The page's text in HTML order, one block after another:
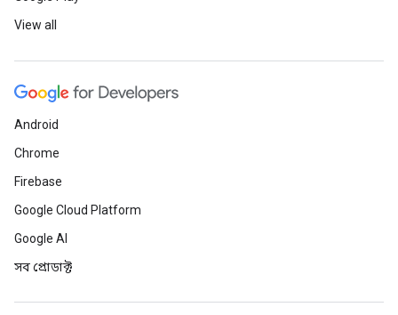
View all
Android
Chrome
Firebase
Google Cloud Platform
Google AI
সব প্রোডাক্ট